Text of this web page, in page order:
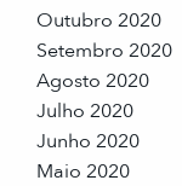
Outubro 2020
Setembro 2020
Agosto 2020
Julho 2020
Junho 2020
Maio 2020